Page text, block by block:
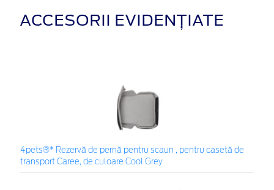
ACCESORII EVIDENȚIATE
4pets®* Rezervă de pernă pentru scaun , pentru casetă de
transport Caree, de culoare Cool Grey